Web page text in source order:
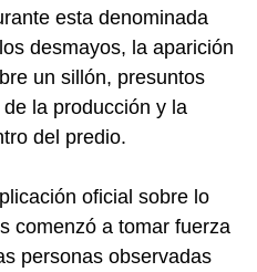
esta denominada
desmayos, la aparición
un sillón, presuntos
la producción y la
del predio.
oficial sobre lo
comenzó a tomar fuerza
personas observadas